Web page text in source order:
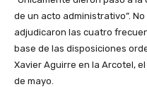
de un acto administrativo”.
adjudicaron las cuatro
base de las disposiciones
Xavier Aguirre en la Arcotel,
de mayo.